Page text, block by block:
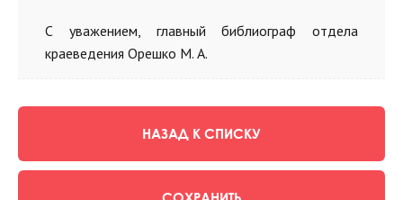
С уважением, главный библиограф отдела
краеведения Орешко М. А.
НАЗАД К СПИСКУ